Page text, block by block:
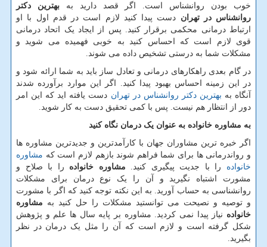
خوب بودن روانشناس است. اگر قصد دارید بهبهترین دکتر
روانشناس در تهران دست پیدا کنید لازم است در قدم اول با او
ارتباط درمانی محکمی برقرار کنید. پس از ایجاد یک اتحاد درمانی
قوی لازم است که احساس کنید به خوبی فهمیده می شوید و
مشکلات شما به درستی تشخیص داده می شوند.
در گام بعدی راهکارهای درمانی و تعادل ساز باید به شما ارائه شود و
در این زمینه احساس بهبود پیدا کنید. اگر این موارد برآورده شدند
آنگاه به بهترین دکتر روانشناس در تهران دست یافته اید که این امر
دور از انتظار هم نیست. پس با کمی تحقیق دست به کار شوید.
به مشاوره خانواده به عنوان یک درمان نگاه کنید
اگر خبره ترین مشاوران جهان با کارآمدترین و جدیدترین مشاوره ها
و رواندرمانی ها برای شما فراهم شوند بازهم لازم است که مشاوره
خانواده را با جدیت پیگیری کنید. مشاوره خانواده را با صلاح و
مشورت اشتباه نگیرید و آن را یک نوع درمان برای مشکلات
روانشناسی به حساب آورید. به این نکته توجه کنید که اگر با مشورت
و توصیه و نصیحت می توانستید مشکلات را حل کنید به مشاوره
خانواده نیاز پیدا نمی کردید. مشاوره بر پایه سال ها علم و پژوهش
شکل گرفته است و لازم است که آن را مثل یک درمان در نظر
بگیرید.